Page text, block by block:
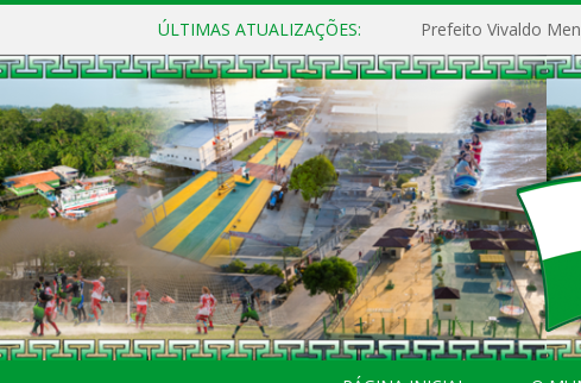
ÚLTIMAS ATUALIZAÇÕES: